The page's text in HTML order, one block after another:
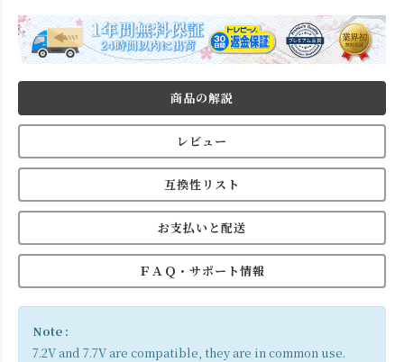
商品の解説
レビュー
互換性リスト
お支払いと配送
ＦＡＱ・サポート情報
Note :
7.2V and 7.7V are compatible, they are in common use.